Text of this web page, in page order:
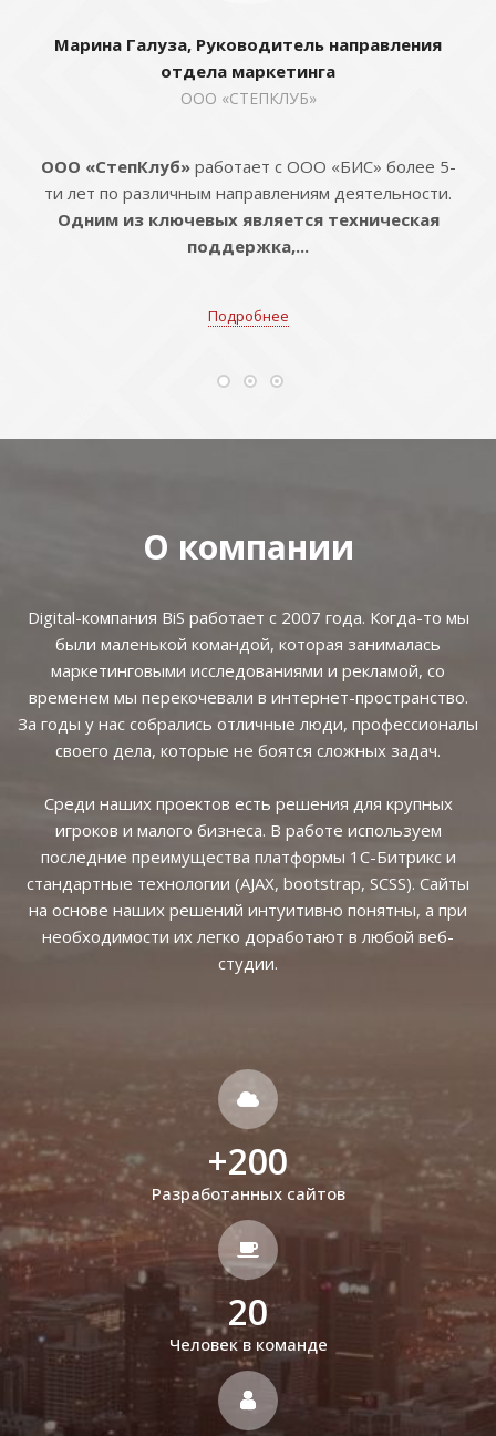
Марина Галуза, Руководитель направления
отдела маркетинга
ООО «СТЕПКЛУБ»
ООО «СтепКлуб»работает с ООО «БИС» более 5-
ти лет по различным направлениям деятельности.
Одним из ключевых является техническая
поддержка,...
Подробнее
О компании
Digital-компания BiS работает с 2007 года. Когда-то мы
были маленькой командой, которая занималась
маркетинговыми исследованиями и рекламой, со
временем мы перекочевали в интернет-пространство.
За годы у нас собрались отличные люди, профессионалы
своего дела, которые не боятся сложных задач.
Среди наших проектов есть решения для крупных
игроков и малого бизнеса. В работе используем
последние преимущества платформы 1С-Битрикс и
стандартные технологии (AJAX, bootstrap, SCSS). Сайты
на основе наших решений интуитивно понятны, а при
необходимости их легко доработают в любой веб-
студии.
+200
Разработанных сайтов
20
Человек в команде